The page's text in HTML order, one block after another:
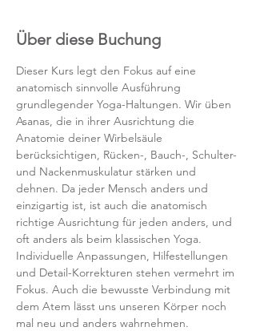
Über diese Buchung
Dieser Kurs legt den Fokus auf eine
anatomisch sinnvolle Ausführung
grundlegender Yoga-Haltungen. Wir üben
Asanas, die in ihrer Ausrichtung die
Anatomie deiner Wirbelsäule
berücksichtigen, Rücken-, Bauch-, Schulter-
und Nackenmuskulatur stärken und
dehnen. Da jeder Mensch anders und
einzigartig ist, ist auch die anatomisch
richtige Ausrichtung für jeden anders, und
oft anders als beim klassischen Yoga.
Individuelle Anpassungen, Hilfestellungen
und Detail-Korrekturen stehen vermehrt im
Fokus. Auch die bewusste Verbindung mit
dem Atem lässt uns unseren Körper noch
mal neu und anders wahrnehmen.